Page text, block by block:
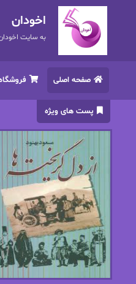
اخودان
به سایت اخودان
صفحه اصلی
پست های ویژه